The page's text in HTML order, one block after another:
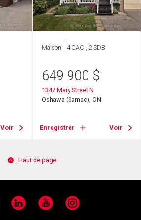
Voir
Maison 4 CAC , 2 SDB
649 900 $
1347 Mary Street N
Oshawa (Samac), ON
Enregistrer Voir
Haut de page
LinkedIn YouTube Instagram